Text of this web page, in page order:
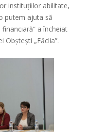
instituțiilor abilitate,
putem ajuta să
a încheiat
Obștești „Făclia”.